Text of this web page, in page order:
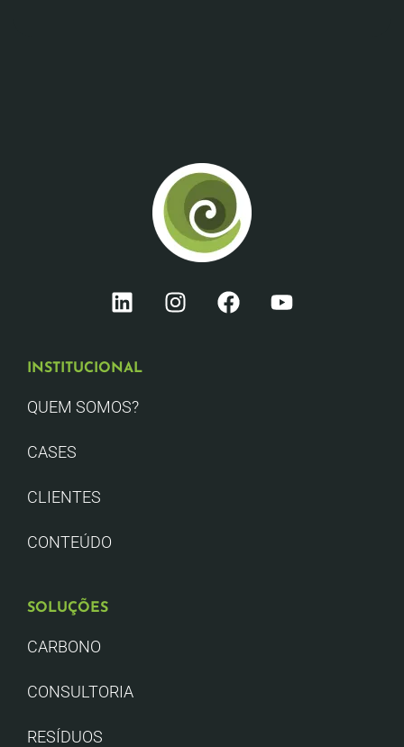
INSTITUCIONAL
QUEM SOMOS?
CASES
CLIENTES
CONTEÚDO
SOLUÇÕES
CARBONO
CONSULTORIA
RESÍDUOS